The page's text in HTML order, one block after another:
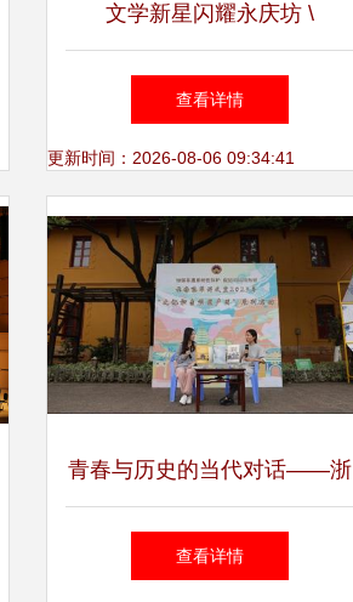
文学新星闪耀永庆坊 \
查看详情
更新时间：2026-08-06 09:34:41
青春与历史的当代对话——浙
江美术馆师生赴云南陆军讲武
查看详情